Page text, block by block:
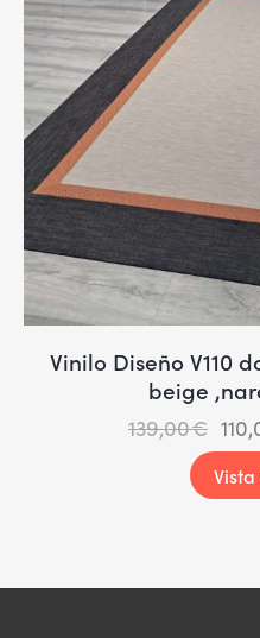
Vinilo Diseño V110
beige
139,00€